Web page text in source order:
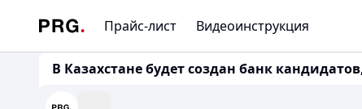
Прайс-лист Видеоинструкция
В Казахстане будет создан банк